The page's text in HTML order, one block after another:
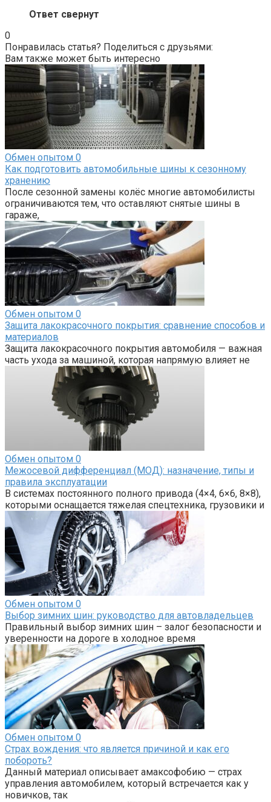
Ответ свернут
0
Понравилась статья? Поделиться с друзьями:
Вам также может быть интересно
Обмен опытом 0
Как подготовить автомобильные шины к сезонному
хранению
После сезонной замены колёс многие автомобилисты
ограничиваются тем, что оставляют снятые шины в
гараже,
Обмен опытом 0
Защита лакокрасочного покрытия: сравнение способов и
материалов
Защита лакокрасочного покрытия автомобиля — важная
часть ухода за машиной, которая напрямую влияет не
Обмен опытом 0
Межосевой дифференциал (МОД): назначение, типы и
правила эксплуатации
В системах постоянного полного привода (4×4, 6×6, 8×8),
которыми оснащается тяжелая спецтехника, грузовики и
Обмен опытом 0
Выбор зимних шин: руководство для автовладельцев
Правильный выбор зимних шин – залог безопасности и
уверенности на дороге в холодное время
Обмен опытом 0
Страх вождения: что является причиной и как его
побороть?
Данный материал описывает амаксофобию — страх
управления автомобилем, который встречается как у
новичков, так